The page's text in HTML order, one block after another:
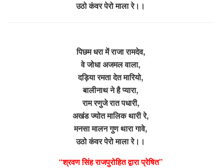
उठो कंवर पेरो माला रे।।
पिछम धरा में राजा रामदेव,
वे जोधा अजमल वाला,
दड़िया रमता देत मारियो,
बालीनाथ ने है प्यारा,
राम रणुजे रात पधारी,
अखंड ज्योत मालिक थारी रे,
मनसा मालन गुण थारा गावे,
उठो कंवर पेरो माला रे।।
“श्रवण सिंह राजपुरोहित द्वारा प्रेषित”